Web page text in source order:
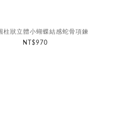
柱狀立體小蝴蝶結感蛇骨項鍊
NT$970